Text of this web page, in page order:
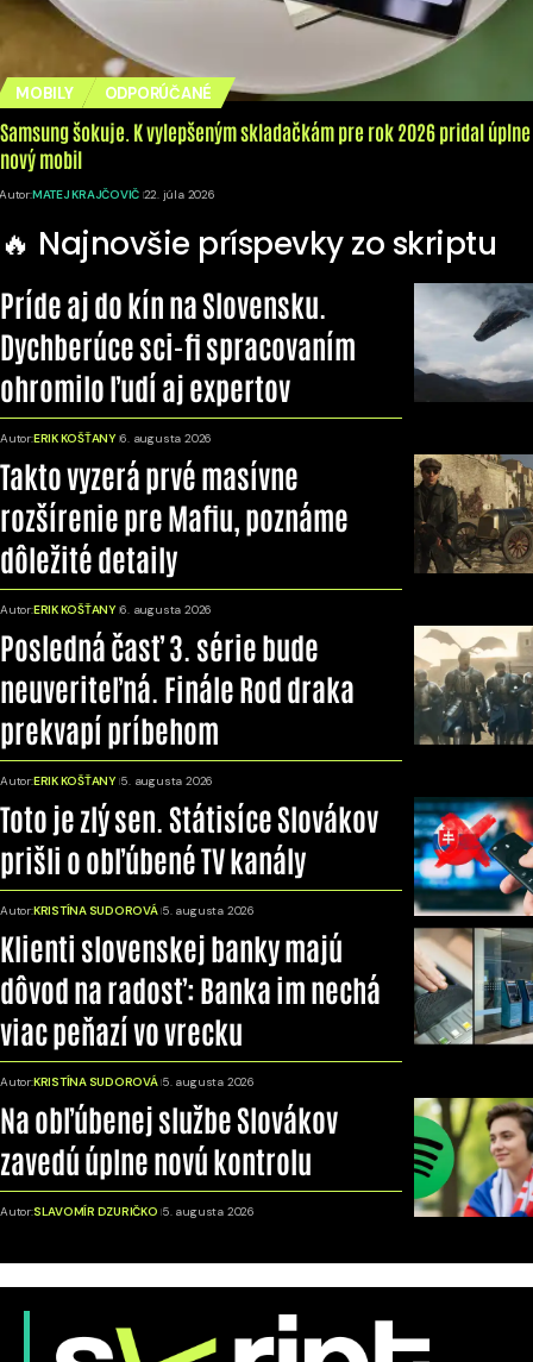
MOBILY ODPORÚČANÉ
Samsung šokuje. K vylepšeným skladačkám pre rok 2026 pridal úplne
nový mobil
Autor:MATEJ KRAJČOVIČ 22. júla 2026
🔥 Najnovšie príspevky zo skriptu
Príde aj do kín na Slovensku.
Dychberúce sci-fi spracovaním
ohromilo ľudí aj expertov
Autor:ERIK KOŠŤANY 6. augusta 2026
Takto vyzerá prvé masívne
rozšírenie pre Mafiu, poznáme
dôležité detaily
Autor:ERIK KOŠŤANY 6. augusta 2026
Posledná časť 3. série bude
neuveriteľná. Finále Rod draka
prekvapí príbehom
Autor:ERIK KOŠŤANY 5. augusta 2026
Toto je zlý sen. Státisíce Slovákov
prišli o obľúbené TV kanály
Autor:KRISTÍNA SUDOROVÁ 5. augusta 2026
Klienti slovenskej banky majú
dôvod na radosť: Banka im nechá
viac peňazí vo vrecku
Autor:KRISTÍNA SUDOROVÁ 5. augusta 2026
Na obľúbenej službe Slovákov
zavedú úplne novú kontrolu
Autor:SLAVOMÍR DZURIČKO 5. augusta 2026